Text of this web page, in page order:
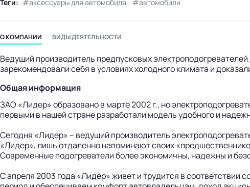
бизнес-центр
Теги: аксессуары для автомобиля автомобили
О КОМПАНИИ ВИДЫ ДЕЯТЕЛЬНОСТИ
Ведущий производитель предпусковых
зарекомендовали себя в условиях холодного климата и
Общая информация
ЗАО «Лидер» образовано в марте 2002 г., но
первыми в нашей стране разработали модель удобного и
Сегодня «Лидер» – ведущий производитель
«Лидер», лишь отдаленно напоминают своих
Современные подогреватели более экономичны, надежны и
С апреля 2003 года «Лидер» живет и трудится в